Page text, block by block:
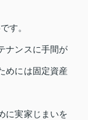
す。
ナンスに手間が
めには固定資産
に実家じまいを